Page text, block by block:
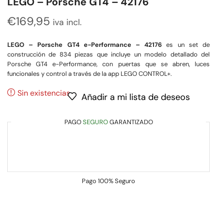
€169,95 iva incl.
LEGO – Porsche GT4 e-Performance – 42176 es un set de
construcción de 834 piezas que incluye un modelo detallado del
Porsche GT4 e-Performance, con puertas que se abren, luces
funcionales y control a través de la app LEGO CONTROL+.
Sin existencias Añadir a mi lista de deseos
PAGOSEGUROGARANTIZADO
Pago 100% Seguro